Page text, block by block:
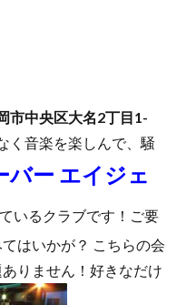
市中央区大名2丁目1-
音楽を楽しんで、騒
バー エイジェ
いるクラブです！ご要
はいかが？ こちらの会
りません！好きなだけ